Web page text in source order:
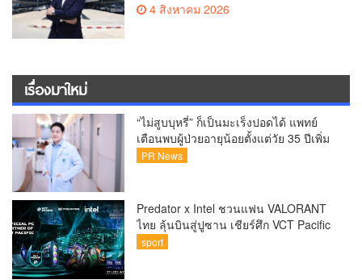
Private Brand ดัน Gross Margin เพิ่มขึ้น
4 สิงหาคม 2026
เรื่องมาใหม่
“ไม่สูบบุหรี่” ก็เป็นมะเร็งปอดได้ แพทย์
เตือนพบผู้ป่วยอายุน้อยตั้งแต่วัย 35 ปีเพิ่ม
ขึ้นคนไทยกว่า 70% รู้ตัวเมื่อโรคลุกลาม
PR News
Predator x Intel ชวนแฟน VALORANT
ไทย ลุ้นบินสู่ปูซาน เชียร์ศึก VCT Pacific
Finals Busan ประเทศเกาหลีใต้ Predator
sport